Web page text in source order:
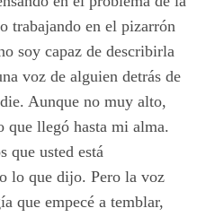
trabajando en el pizarrón
soy capaz de describirla
voz de alguien detrás de
Aunque no muy alto,
que llegó hasta mi alma.
que usted está
lo que dijo. Pero la voz
que empecé a temblar,